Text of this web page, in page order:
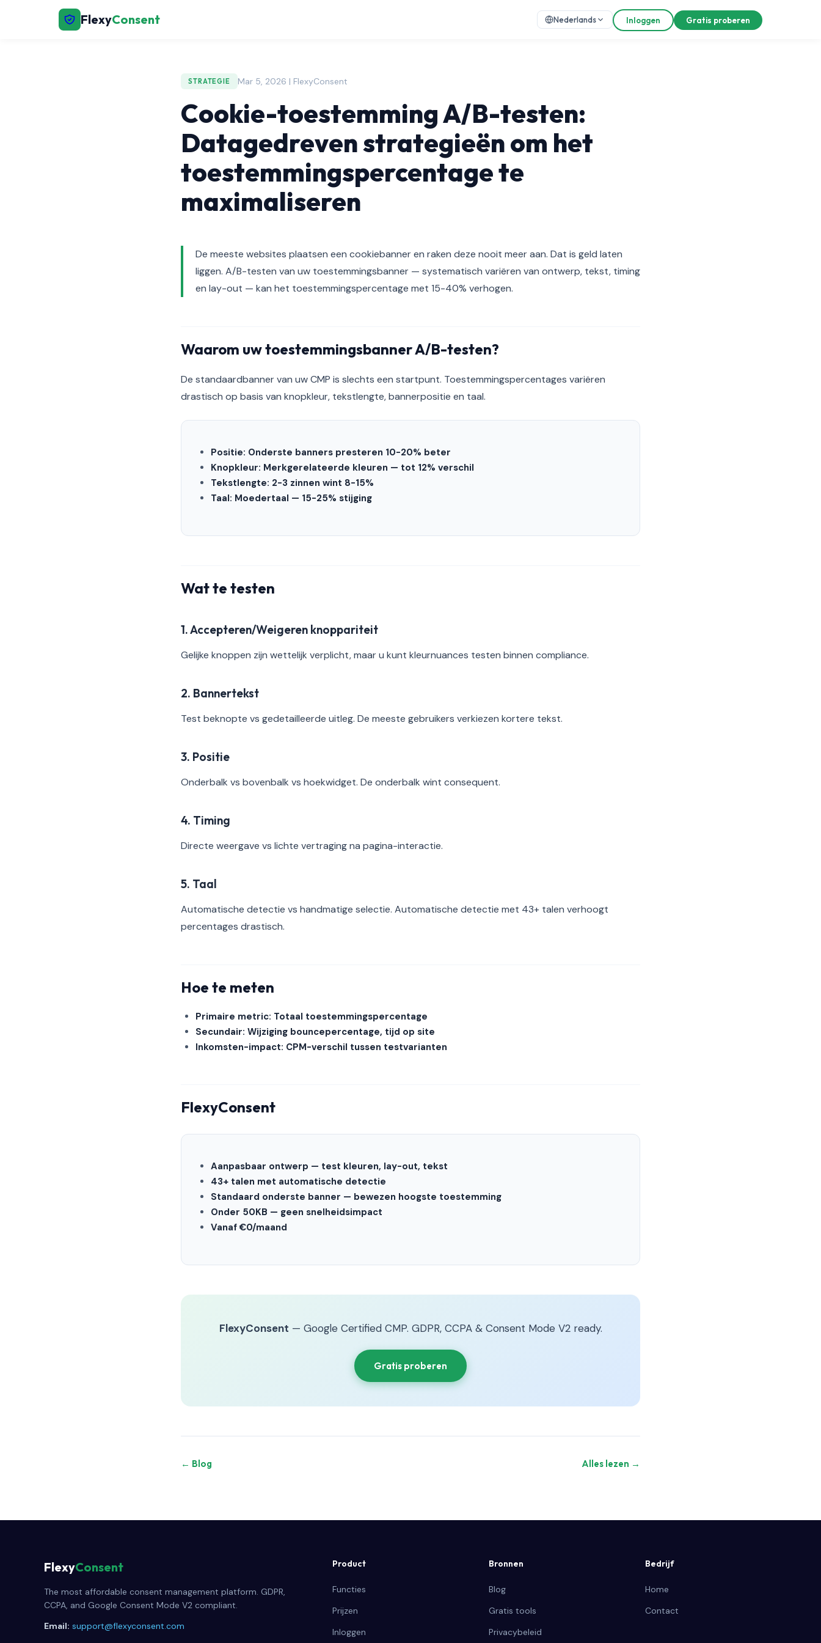
FlexyConsent Nederlands Inloggen Gratis proberen
STRATEGIE Mar 5, 2026 | FlexyConsent
Cookie-toestemming A/B-testen:
Datagedreven strategieën om het
toestemmingspercentage te
maximaliseren
De meeste websites plaatsen een cookiebanner en raken deze nooit meer aan. Dat is geld laten
liggen. A/B-testen van uw toestemmingsbanner — systematisch variëren van ontwerp, tekst, timing
en lay-out — kan het toestemmingspercentage met 15-40% verhogen.
Waarom uw toestemmingsbanner A/B-testen?
De standaardbanner van uw CMP is slechts een startpunt. Toestemmingspercentages variëren
drastisch op basis van knopkleur, tekstlengte, bannerpositie en taal.
Positie: Onderste banners presteren 10-20% beter
Knopkleur: Merkgerelateerde kleuren — tot 12% verschil
Tekstlengte: 2-3 zinnen wint 8-15%
Taal: Moedertaal — 15-25% stijging
Wat te testen
1. Accepteren/Weigeren knoppariteit
Gelijke knoppen zijn wettelijk verplicht, maar u kunt kleurnuances testen binnen compliance.
2. Bannertekst
Test beknopte vs gedetailleerde uitleg. De meeste gebruikers verkiezen kortere tekst.
3. Positie
Onderbalk vs bovenbalk vs hoekwidget. De onderbalk wint consequent.
4. Timing
Directe weergave vs lichte vertraging na pagina-interactie.
5. Taal
Automatische detectie vs handmatige selectie. Automatische detectie met 43+ talen verhoogt
percentages drastisch.
Hoe te meten
Primaire metric: Totaal toestemmingspercentage
Secundair: Wijziging bouncepercentage, tijd op site
Inkomsten-impact: CPM-verschil tussen testvarianten
FlexyConsent
Aanpasbaar ontwerp — test kleuren, lay-out, tekst
43+ talen met automatische detectie
Standaard onderste banner — bewezen hoogste toestemming
Onder 50KB — geen snelheidsimpact
Vanaf €0/maand
FlexyConsent — Google Certified CMP. GDPR, CCPA & Consent Mode V2 ready.
Gratis proberen
← Blog Alles lezen →
FlexyConsent
The most affordable consent management platform. GDPR,
CCPA, and Google Consent Mode V2 compliant.
Email: support@flexyconsent.com
Product
Functies
Prijzen
Inloggen
Bronnen
Blog
Gratis tools
Privacybeleid
Bedrijf
Home
Contact